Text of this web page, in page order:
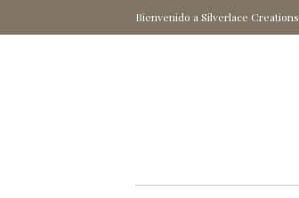
Bienvenido a Silverlace Creations